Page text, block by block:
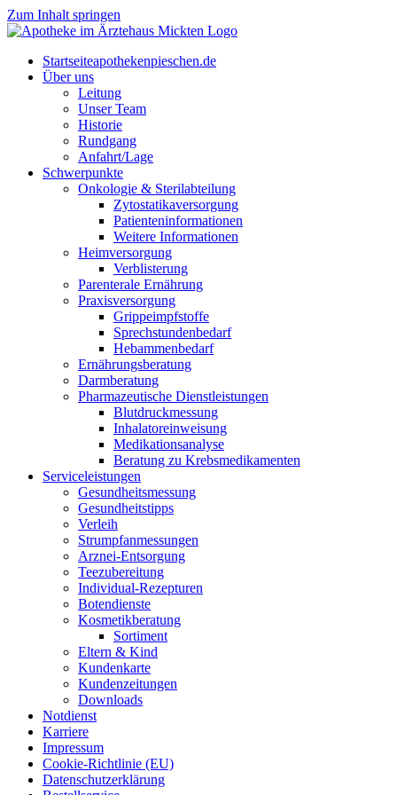
Zum Inhalt springen
Start­sei­teapothekenpieschen.de
Über uns
Lei­tung
Unser Team
His­to­rie
Rund­gang
Anfahrt/Lage
Schwer­punk­te
Onkologie & Sterilabteilung
Zyto­sta­ti­ka­ver­sor­gung
Pati­en­ten­in­for­ma­tio­nen
Wei­te­re Informationen
Heim­ver­sor­gung
Ver­blis­te­rung
Par­en­te­r­ale Ernährung
Pra­xis­ver­sor­gung
Grip­pe­impf­stof­fe
Sprech­stun­den­be­darf
Heb­am­men­be­darf
Ernäh­rungs­be­ra­tung
Darm­be­ra­tung
Phar­ma­zeu­ti­sche Dienstleistungen
Blut­druck­mes­sung
Inha­la­tor­ein­wei­sung
Medi­ka­ti­ons­ana­ly­se
Bera­tung zu Krebsmedikamenten
Ser­vice­leis­tun­gen
Gesund­heits­mes­sung
Gesund­heits­tipps
Ver­leih
Strumpfan­mes­sun­gen
Arz­n­ei-Ent­­sor­­gung
Tee­zu­be­rei­tung
Indi­­vi­­du­al-Rezep­­tu­­ren
Boten­diens­te
Kos­me­tik­be­ra­tung
Sor­ti­ment
Eltern & Kind
Kun­den­kar­te
Kun­den­zei­tun­gen
Down­loads
Not­dienst
Kar­rie­re
Impres­sum
Coo­kie-Rich­t­­li­­nie (EU)
Datenschutz­erklärung